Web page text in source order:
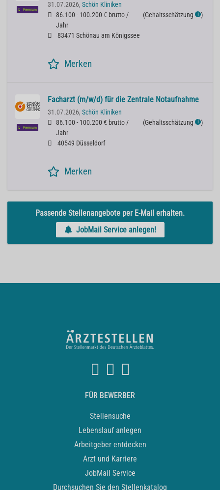
Premium
31.07.2026, Schön Kliniken
86.100 - 100.200 € brutto /
Jahr
(Gehaltsschätzung ℹ )
83471 Schönau am Königssee
Merken
Premium
Facharzt (m/w/d) für die Zentrale Notaufnahme
31.07.2026, Schön Kliniken
86.100 - 100.200 € brutto /
Jahr
(Gehaltsschätzung ℹ )
40549 Düsseldorf
Merken
Passende Stellenangebote per E-Mail erhalten.
JobMail Service anlegen!
FÜR BEWERBER
Stellensuche
Lebenslauf anlegen
Arbeitgeber entdecken
Arzt und Karriere
JobMail Service
Durchsuchen Sie den Stellenkatalog